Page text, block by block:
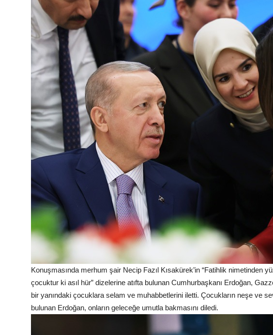
Konuşmasında merhum şair Necip Fazıl Kısakürek’in “Fatihlik nimetinden
çocuktur ki asıl hür” dizelerine atıfta bulunan Cumhurbaşkanı Erdoğan,
bir yanındaki çocuklara selam ve muhabbetlerini iletti. Çocukların neşe ve
bulunan Erdoğan, onların geleceğe umutla bakmasını diledi.